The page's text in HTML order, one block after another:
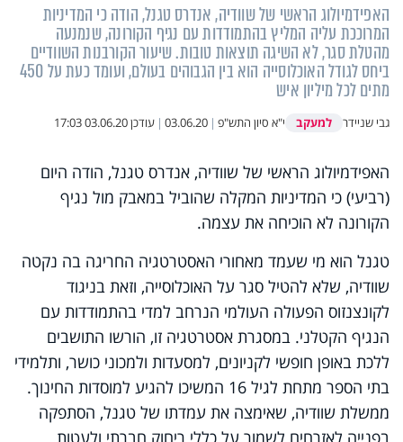
האפידמיולוג הראשי של שוודיה, אנדרס טגנל, הודה כי המדיניות
המרוככת עליה המליץ בהתמודדות עם נגיף הקורונה, שנמנעה
מהטלת סגר, לא השיגה תוצאות טובות. שיעור הקורבנות השוודיים
ביחס לגודל האוכלוסייה הוא בין הגבוהים בעולם, ועומד כעת על 450
מתים לכל מיליון איש
גבי שניידר למעקב י"א סיון התש"פ |
03.06.20
| עודכן03.06.20 17:03
האפידמיולוג הראשי של שוודיה, אנדרס טגנל, הודה היום
(רביעי) כי המדיניות המקלה שהוביל במאבק מול נגיף
הקורונה לא הוכיחה את עצמה.
טגנל הוא מי שעמד מאחורי האסטרטגיה החריגה בה נקטה
שוודיה, שלא להטיל סגר על האוכלוסייה, וזאת בניגוד
לקונצנזוס הפעולה העולמי הנרחב למדי בהתמודדות עם
הנגיף הקטלני. במסגרת אסטרטגיה זו, הורשו התושבים
ללכת באופן חופשי לקניונים, למסעדות ולמכוני כושר, ותלמידי
בתי הספר מתחת לגיל 16 המשיכו להגיע למוסדות החינוך.
ממשלת שוודיה, שאימצה את עמדתו של טגנל, הסתפקה
בפנייה לאזרחים לשמור על כללי ריחוק חברתי ולעטות